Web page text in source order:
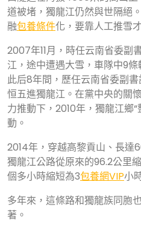
道被堵，獨龍江仍然與世隔絕
融包養條件化，要靠人工推雪
2007年11月，時任云南省委副
江，途中遭遇大雪，車隊中9
此后8年間，歷任云南省委副
恒五進獨龍江。在黨中央的關
力推動下，2010年，獨龍江鄉
動。
2014年，穿越高黎貢山、長達
獨龍江公路從原來的96.2公里
個多小時縮短為3包養網VIP小
多年來，這條路和獨龍族同胞
著。